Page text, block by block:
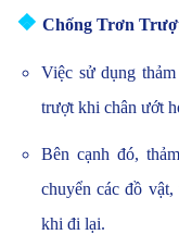
❖ Chống Trơn
Việc sử dụng
trượt khi chân ướt
Bên cạnh đó,
chuyển các đồ
khi đi lại.